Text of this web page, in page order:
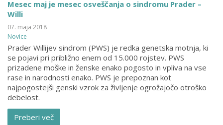
Mesec maj je mesec osveščanja o sindromu Prader –
Willi
07. maja 2018
Novice
Prader Willijev sindrom (PWS) je redka genetska motnja, ki
se pojavi pri približno enem od 15.000 rojstev. PWS
prizadene moške in ženske enako pogosto in vpliva na vse
rase in narodnosti enako. PWS je prepoznan kot
najpogostejši genski vzrok za življenje ogrožajočo otroško
debelost.
Preberi več